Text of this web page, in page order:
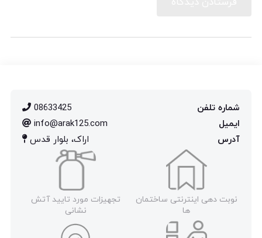
شماره تلفن
08633425
ایمیل
info@arak125.com
آدرس
اراک، بلوار قدس
نوبت دهی اینترنتی ساختمان
ها
تجهیزات مورد تایید آتش
نشانی